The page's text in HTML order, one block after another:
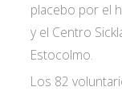
placebo por el
y el Centro
Estocolmo.
Los 82